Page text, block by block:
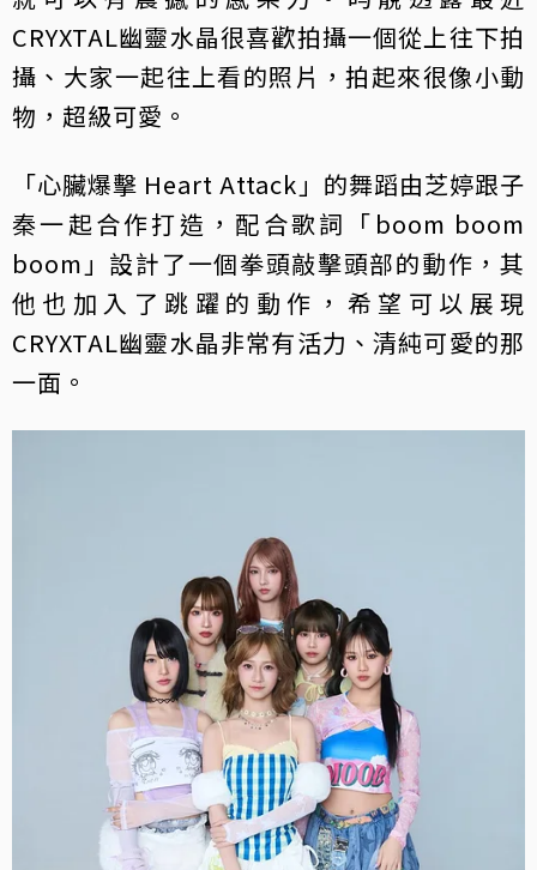
CRYXTAL幽靈水晶很喜歡拍攝一個從上往下拍
攝、大家一起往上看的照片，拍起來很像小動
物，超級可愛。
「心臟爆擊 Heart Attack」的舞蹈由芝婷跟子
秦一起合作打造，配合歌詞「boom boom
boom」設計了一個拳頭敲擊頭部的動作，其
他也加入了跳躍的動作，希望可以展現
CRYXTAL幽靈水晶非常有活力、清純可愛的那
一面。